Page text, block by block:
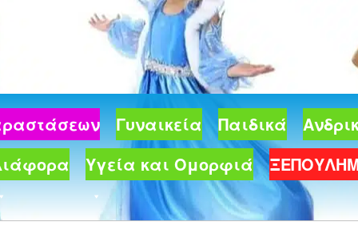
Γυναικεία Παιδικά
Υγεία και Ομορφιά